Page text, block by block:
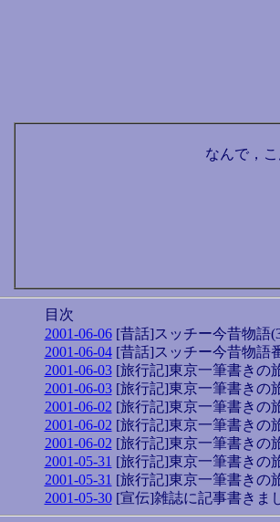
なんで，
目次
2001-06-06[昔話]スッチー今昔物語
2001-06-04[昔話]スッチー今昔物語
2001-06-03[旅行記]東京一筆書き
2001-06-03[旅行記]東京一筆書き
2001-06-02 [旅行記]東京一筆書き
2001-06-02 [旅行記]東京一筆書き
2001-06-02 [旅行記]東京一筆書き
2001-05-31 [旅行記]東京一筆書き
2001-05-31 [旅行記]東京一筆書き
2001-05-30[宣伝]雑誌に記事書きま